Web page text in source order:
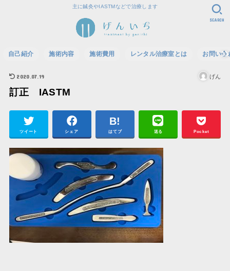
主に鍼灸やIASTMなどで治療します
自己紹介 施術内容 施術費用 レンタル治療室とは お問い合
SEARCH
2020.07.19 げん
訂正 IASTM
ツイート シェア はてブ 送る Pocket